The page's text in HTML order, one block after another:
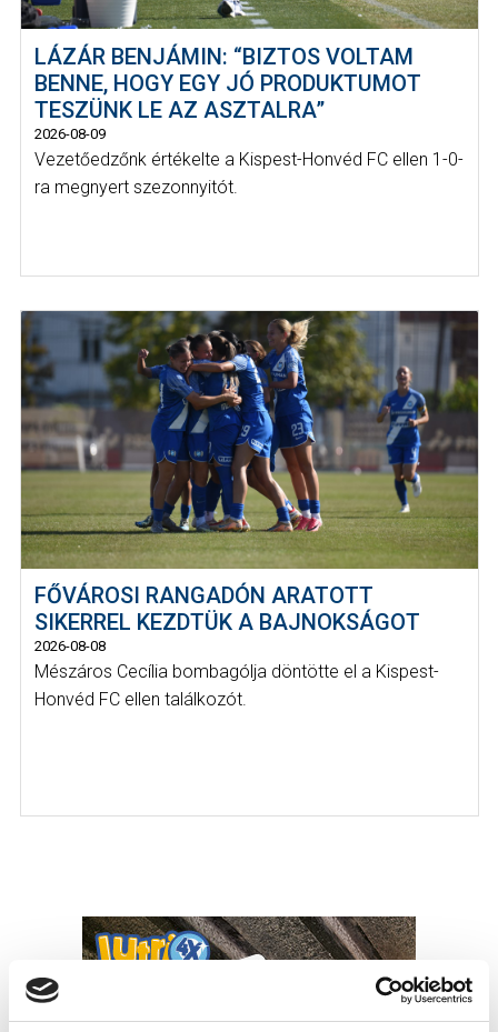
LÁZÁR BENJÁMIN: “BIZTOS VOLTAM
BENNE, HOGY EGY JÓ PRODUKTUMOT
TESZÜNK LE AZ ASZTALRA”
2026-08-09
Vezetőedzőnk értékelte a Kispest-Honvéd FC ellen 1-0-
ra megnyert szezonnyitót.
FŐVÁROSI RANGADÓN ARATOTT
SIKERREL KEZDTÜK A BAJNOKSÁGOT
2026-08-08
Mészáros Cecília bombagólja döntötte el a Kispest-
Honvéd FC ellen találkozót.